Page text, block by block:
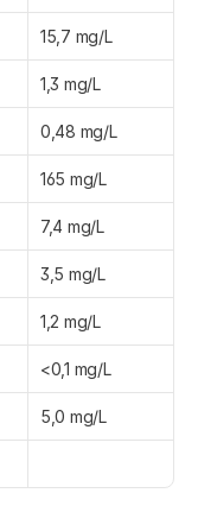
15,7 mg/L
1,3 mg/L
0,48 mg/L
165 mg/L
7,4 mg/L
3,5 mg/L
1,2 mg/L
<0,1 mg/L
5,0 mg/L